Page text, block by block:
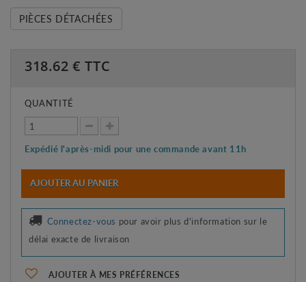
PIÈCES DÉTACHÉES
318.62 € TTC
QUANTITÉ
Expédié l'après-midi pour une commande avant 11h
AJOUTER AU PANIER
Connectez-vous pour avoir plus d'information sur le
délai exacte de livraison
AJOUTER À MES PRÉFÉRENCES